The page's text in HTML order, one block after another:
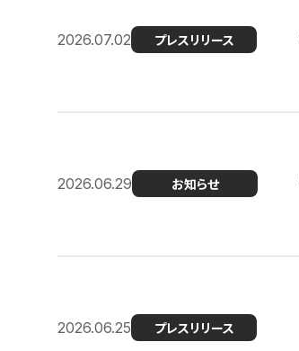
2026.07.02 プレスリリース
2026.06.29 お知らせ
2026.06.25 プレスリリース